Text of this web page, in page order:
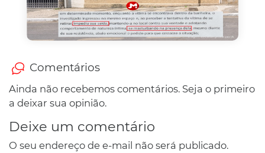
Comentários
Ainda não recebemos comentários. Seja o primeiro
a deixar sua opinião.
Deixe um comentário
O seu endereço de e-mail não será publicado.